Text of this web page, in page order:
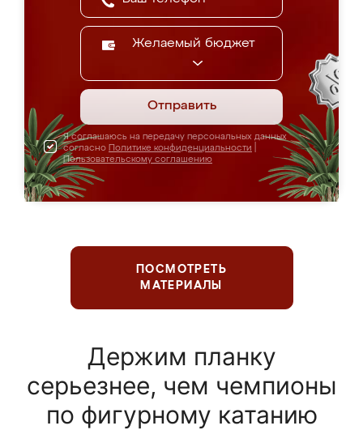
Желаемый бюджет
Отправить
Я соглашаюсь на передачу персональных данных
согласно Политике конфиденциальности
Пользовательскому соглашению
ПОСМОТРЕТЬ
МАТЕРИАЛЫ
Держим планку
серьезнее, чем чемпионы
по фигурному катанию